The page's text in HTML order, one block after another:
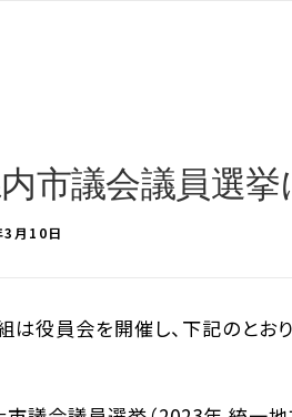
市議会議員選
月10日
は役員会を開催し、下記のとお